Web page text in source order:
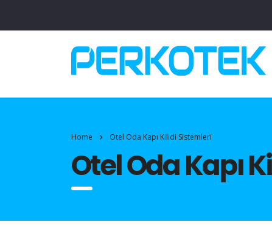
Home Otel Oda Kapı Kilidi Sistemleri
Otel Oda Kapı